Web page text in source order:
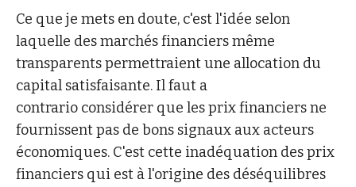
Ce que je mets en doute, c'est l'idée selon
laquelle des marchés financiers même
transparents permettraient une allocation du
capital satisfaisante. Il faut a
contrario considérer que les prix financiers ne
fournissent pas de bons signaux aux acteurs
économiques. C'est cette inadéquation des prix
financiers qui est à l'origine des déséquilibres